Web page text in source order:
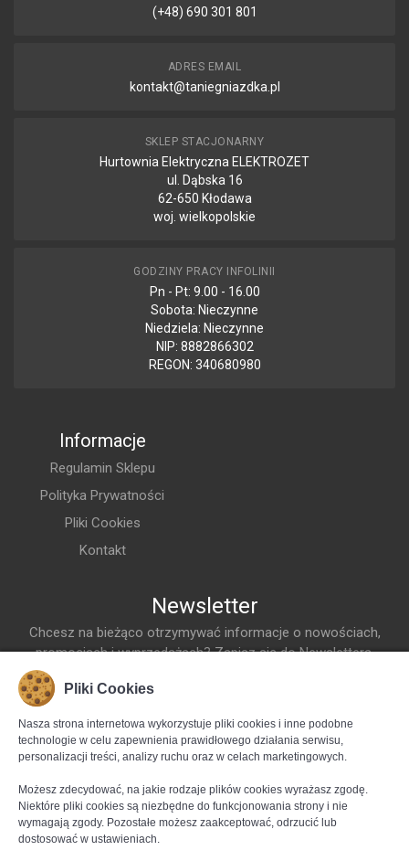
(+48) 690 301 801
ADRES EMAIL
kontakt@taniegniazdka.pl
SKLEP STACJONARNY
Hurtownia Elektryczna ELEKTROZET
ul. Dąbska 16
62-650 Kłodawa
woj. wielkopolskie
GODZINY PRACY INFOLINII
Pn - Pt: 9.00 - 16.00
Sobota: Nieczynne
Niedziela: Nieczynne
NIP: 8882866302
REGON: 340680980
Informacje
Regulamin Sklepu
Polityka Prywatności
Pliki Cookies
Kontakt
Newsletter
Chcesz na bieżąco otrzymywać informacje o nowościach,
promocjach i wyprzedażach? Zapisz się do Newslettera.
Adres Email
Śledź nas na bieżąco za pośrednictwem
Pliki Cookies
Nasza strona internetowa wykorzystuje pliki cookies i inne podobne
technologie w celu zapewnienia prawidłowego działania serwisu,
personalizacji treści, analizy ruchu oraz w celach marketingowych.
Możesz zdecydować, na jakie rodzaje plików cookies wyrażasz zgodę.
Niektóre pliki cookies są niezbędne do funkcjonowania strony i nie
wymagają zgody. Pozostałe możesz zaakceptować, odrzucić lub
dostosować w ustawieniach.